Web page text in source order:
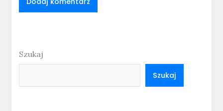
Szukaj
Szukaj